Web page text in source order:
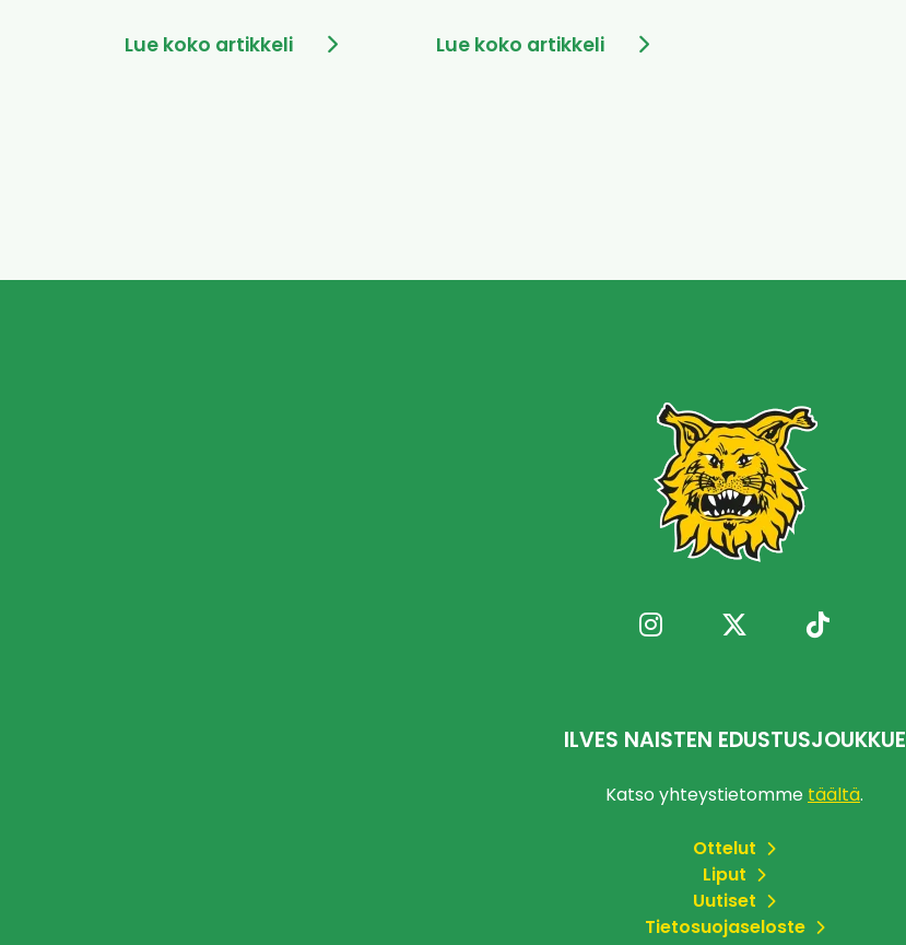
Lue koko artikkeli Lue koko artikkeli
ILVES NAISTEN EDUSTUSJOUKKUE
Katso yhteystietomme täältä.
Ottelut
Liput
Uutiset
Tietosuojaseloste